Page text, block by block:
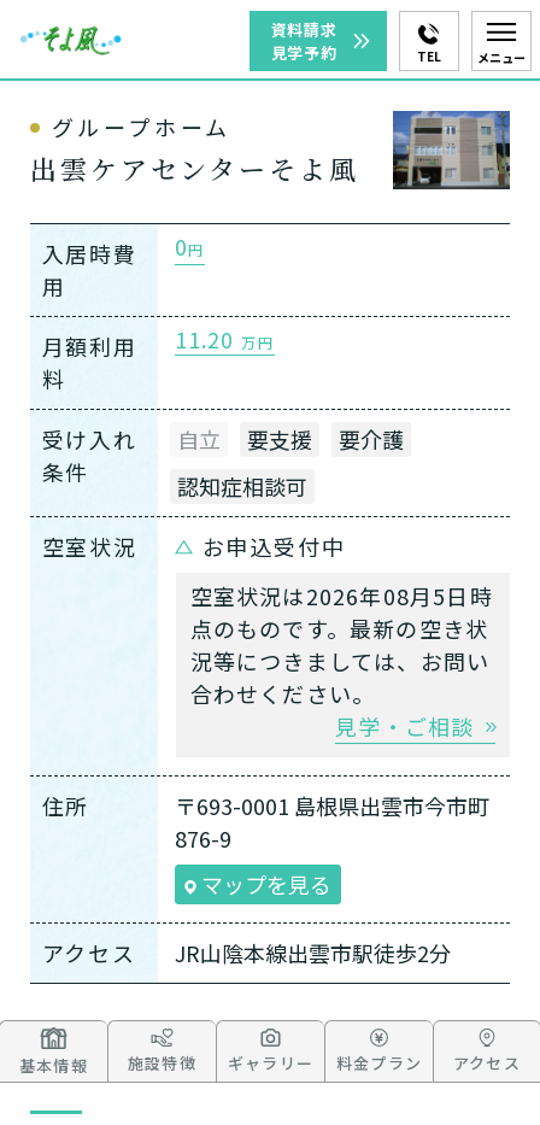
資料請求
見学予約
TEL メニュー
グループホーム
出雲ケアセンターそよ風
入居時費
用
0円
月額利用
料
11.20 万円
受け入れ
条件
自立 要支援
要介護
認知症相談可
空室状況
お申込受付中
空室状況は2026年08月5日時
点のものです。最新の空き状
況等につきましては、お問い
合わせください。
見学・ご相談
住所
〒693-0001 島根県出雲市今市町
876-9
マップを見る
アクセス JR山陰本線出雲市駅徒歩2分
基本情報 施設特徴 ギャラリー 料金プラン アクセス